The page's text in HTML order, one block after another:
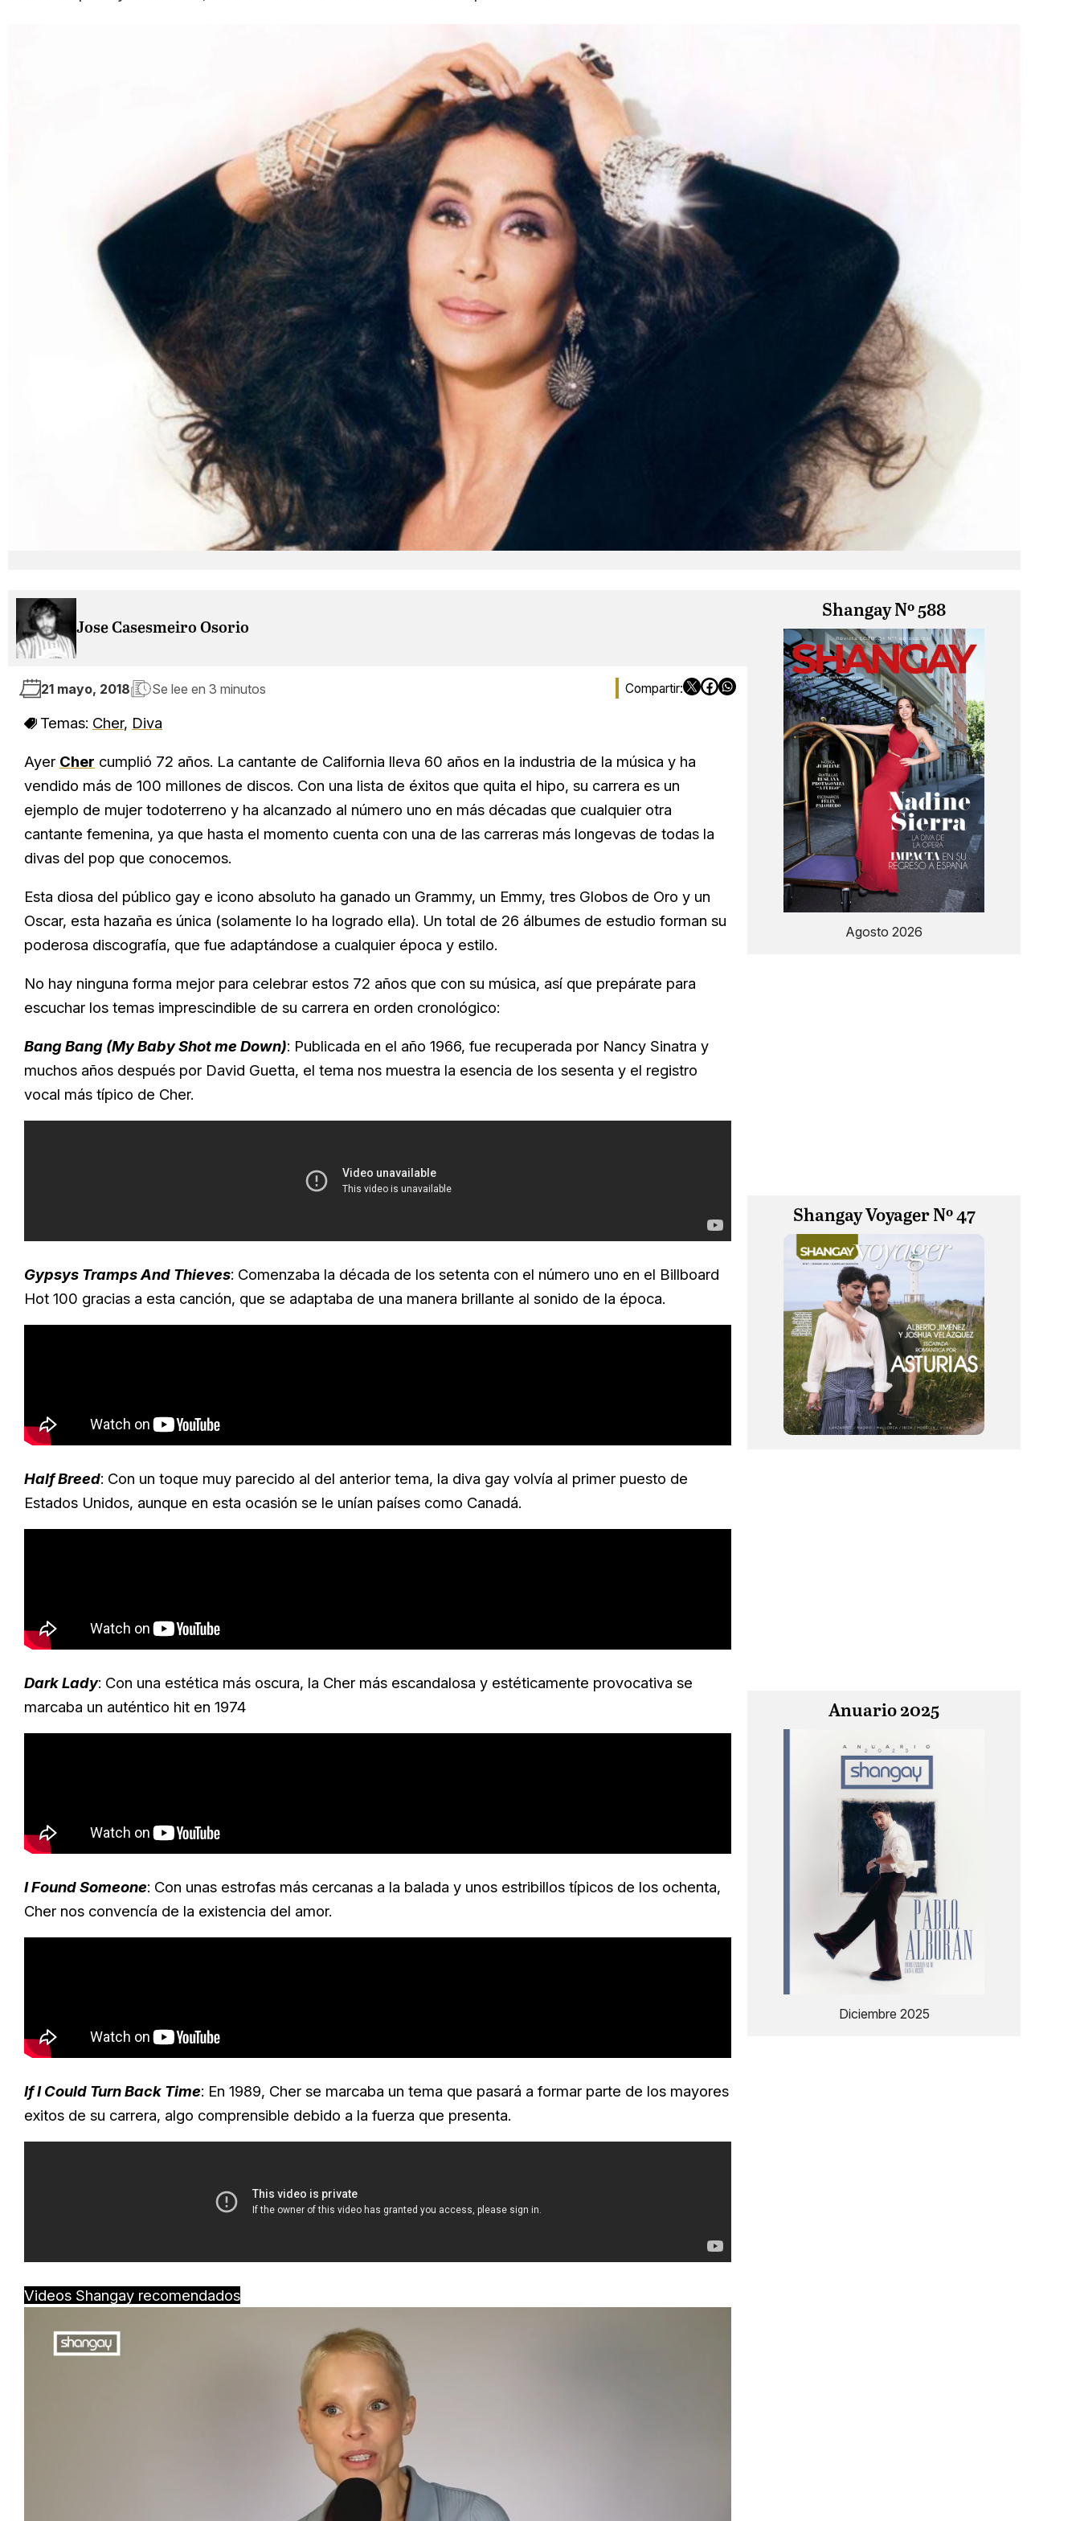
Jose Casesmeiro Osorio
21 mayo, 2018 Se lee en 3 minutos
Temas: Cher, Diva
Ayer Cher cumplió 72 años. La cantante de California lleva 60 años en la industria de la música y ha
vendido más de 100 millones de discos. Con una lista de éxitos que quita el hipo, su carrera es un
ejemplo de mujer todoterreno y ha alcanzado al número uno en más décadas que cualquier otra
cantante femenina, ya que hasta el momento cuenta con una de las carreras más longevas de todas la
divas del pop que conocemos.
Esta diosa del público gay e icono absoluto ha ganado un Grammy, un Emmy, tres Globos de Oro y un
Oscar, esta hazaña es única (solamente lo ha logrado ella). Un total de 26 álbumes de estudio forman su
poderosa discografía, que fue adaptándose a cualquier época y estilo.
No hay ninguna forma mejor para celebrar estos 72 años que con su música, así que prepárate para
escuchar los temas imprescindible de su carrera en orden cronológico:
Bang Bang (My Baby Shot me Down): Publicada en el año 1966, fue recuperada por Nancy Sinatra y
muchos años después por David Guetta, el tema nos muestra la esencia de los sesenta y el registro
vocal más típico de Cher.
Gypsys Tramps And Thieves: Comenzaba la década de los setenta con el número uno en el Billboard
Hot 100 gracias a esta canción, que se adaptaba de una manera brillante al sonido de la época.
Half Breed: Con un toque muy parecido al del anterior tema, la diva gay volvía al primer puesto de
Estados Unidos, aunque en esta ocasión se le unían países como Canadá.
Dark Lady: Con una estética más oscura, la Cher más escandalosa y estéticamente provocativa se
marcaba un auténtico hit en 1974
I Found Someone: Con unas estrofas más cercanas a la balada y unos estribillos típicos de los ochenta,
Cher nos convencía de la existencia del amor.
If I Could Turn Back Time: En 1989, Cher se marcaba un tema que pasará a formar parte de los mayores
exitos de su carrera, algo comprensible debido a la fuerza que presenta.
Videos Shangay recomendados
Shangay Nº 588
Agosto 2026
Shangay Voyager Nº 47
Anuario 2025
Diciembre 2025